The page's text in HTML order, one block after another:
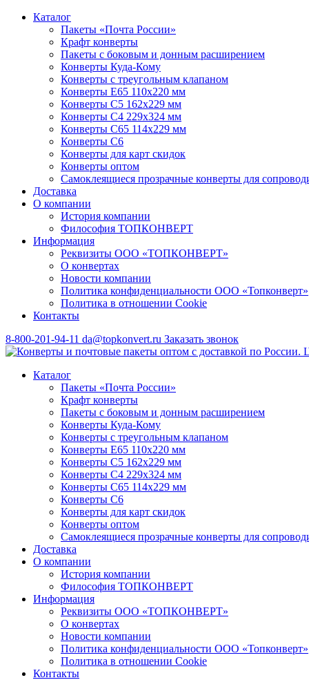
Каталог
Пакеты «Почта России»
Крафт конверты
Пакеты с боковым и донным расширением
Конверты Куда-Кому
Конверты с треугольным клапаном
Конверты Е65 110х220 мм
Конверты С5 162х229 мм
Конверты С4 229х324 мм
Конверты С65 114х229 мм
Конверты С6
Конверты для карт скидок
Конверты оптом
Самоклеящиеся прозрачные конверты для
Доставка
О компании
История компании
Философия ТОПКОНВЕРТ
Информация
Реквизиты ООО «ТОПКОНВЕРТ»
О конвертах
Новости компании
Политика конфиденциальности ООО «Топконверт»
Политика в отношении Cookie
Контакты
8-800-201-94-11 da@topkonvert.ru Заказать звонок
Каталог
Пакеты «Почта России»
Крафт конверты
Пакеты с боковым и донным расширением
Конверты Куда-Кому
Конверты с треугольным клапаном
Конверты Е65 110х220 мм
Конверты С5 162х229 мм
Конверты С4 229х324 мм
Конверты С65 114х229 мм
Конверты С6
Конверты для карт скидок
Конверты оптом
Самоклеящиеся прозрачные конверты для
Доставка
О компании
История компании
Философия ТОПКОНВЕРТ
Информация
Реквизиты ООО «ТОПКОНВЕРТ»
О конвертах
Новости компании
Политика конфиденциальности ООО «Топконверт»
Политика в отношении Cookie
Контакты